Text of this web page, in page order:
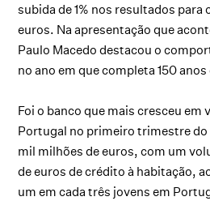
subida de 1% nos resultados para
euros. Na apresentação que
Paulo Macedo destacou o
no ano em que completa 150
Foi o banco que mais cresceu em
Portugal no primeiro trimestre do
mil milhões de euros, com um
de euros de crédito à habitação,
um em cada três jovens em